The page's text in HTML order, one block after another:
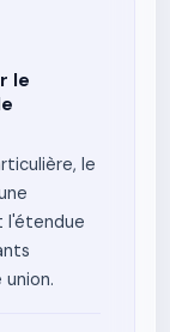
le
le
l'étendue